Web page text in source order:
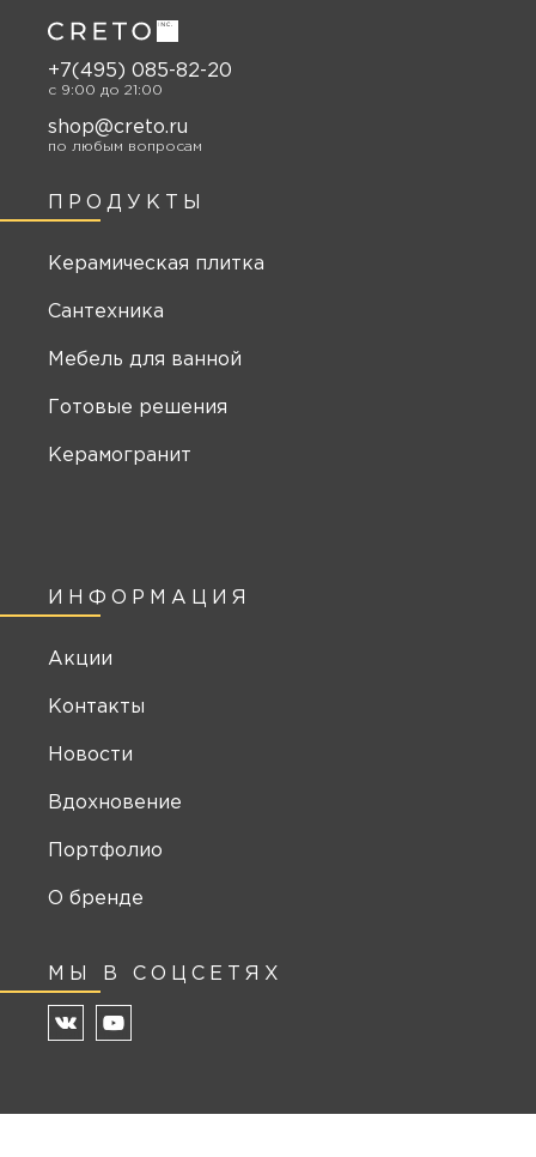
ИНФОРМАЦИЯ
Акции
Контакты
Новости
Вдохновение
Портфолио
О бренде
МЫ В СОЦСЕТЯХ
ПРОДУКТЫ
Керамическая плитка
Сантехника
Мебель для ванной
Готовые решения
Керамогранит
+7(495) 085-82-20
c 9:00 до 21:00
shop@creto.ru
по любым вопросам